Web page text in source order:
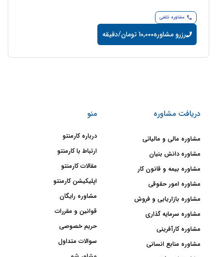
مشاوره تلفنی
رزرو مشاوره10,000 تومان/دقیقه
دریافت مشاوره
مشاوره مالی و مالیاتی
مشاوره دانش بنیان
مشاوره بیمه و قانون کار
مشاوره امور حقوقی
مشاوره بازاریابی و فروش
مشاوره سرمایه گذاری
مشاوره کارآفرینی
مشاوره منابع انسانی
منو
درباره کارمنتو
ارتباط با کارمنتو
مقالات کارمنتو
اپلیکیشن کارمنتو
مشاوره رایگان
قوانین و مقررات
حریم خصوصی
سوالات متداول